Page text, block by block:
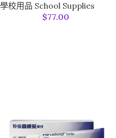
學校用品 School Supplies
$77.00